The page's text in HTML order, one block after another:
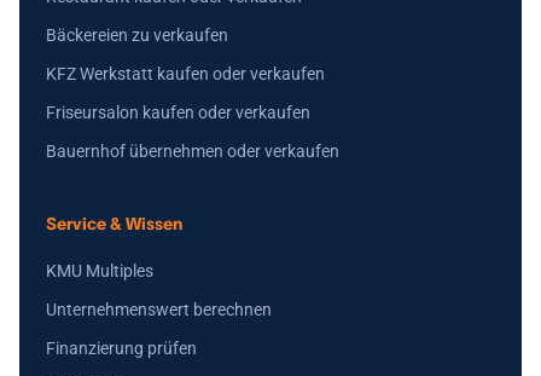
Bäckereien zu verkaufen
KFZ Werkstatt kaufen oder verkaufen
Friseursalon kaufen oder verkaufen
Bauernhof übernehmen oder verkaufen
Service & Wissen
KMU Multiples
Unternehmenswert berechnen
Finanzierung prüfen